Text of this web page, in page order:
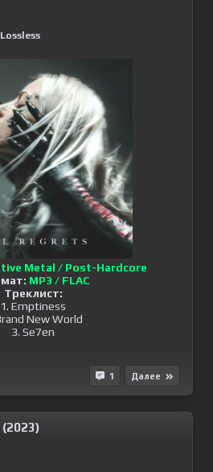
Lossless
Metal / Post-Hardcore
MP3 / FLAC
Треклист:
1. Emptiness
New World
3. Se7en
1 Далее
(2023)